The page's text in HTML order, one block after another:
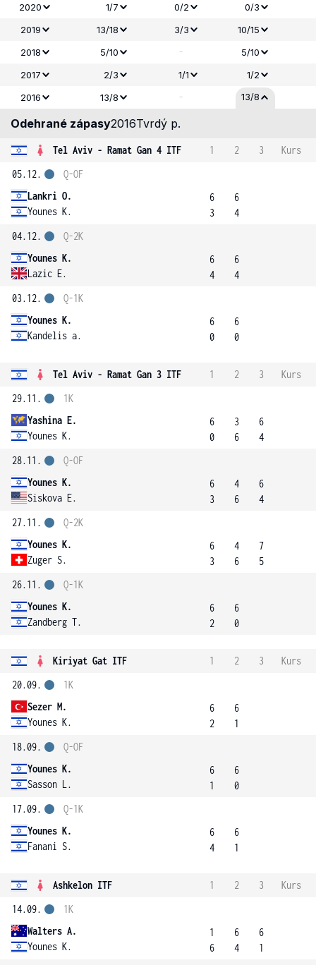
2020
1/7 0/2
0/3
2019
13/18 3/3
10/15
2018
5/10 -
5/10
2017
2/3 1/1
1/2
2016
13/8 - 13/8
Odehrané zápasy2016Tvrdý p.
Tel Aviv - Ramat Gan 4 ITF 1 2 3
Kurs
05.12.
Lankri O.
Younes K.
Q-OF
6
3
6
4
04.12.
Younes K.
Lazic E.
Q-2K
6
4
6
4
03.12.
Younes K.
Kandelis a.
Q-1K
6
0
6
0
Tel Aviv - Ramat Gan 3 ITF 1 2 3
Kurs
29.11.
Yashina E.
Younes K.
1K
6
0
3
6
6
4
28.11.
Younes K.
Siskova E.
Q-OF
6
3
4
6
6
4
27.11.
Younes K.
Zuger S.
Q-2K
6
3
4
6
7
5
26.11.
Younes K.
Zandberg T.
Q-1K
6
2
6
0
Kiriyat Gat ITF 1 2 3
Kurs
20.09.
Sezer M.
Younes K.
1K
6
2
6
1
18.09.
Younes K.
Sasson L.
Q-OF
6
1
6
0
17.09.
Younes K.
Fanani S.
Q-1K
6
4
6
1
Ashkelon ITF 1 2 3
Kurs
14.09.
Walters A.
Younes K.
1K
1
6
6
4
6
1